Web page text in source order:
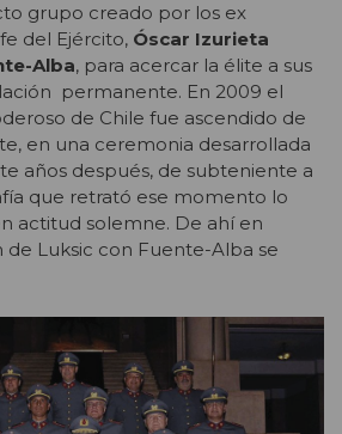
grupo creado por los ex
del Ejército, Óscar Izurieta
Alba, para acercar la élite a sus
permanente. En 2009 el
de Chile fue ascendido de
en una ceremonia desarrollada
años después, de subteniente a
que retrató ese momento lo
actitud solemne. De ahí en
de Luksic con Fuente-Alba se